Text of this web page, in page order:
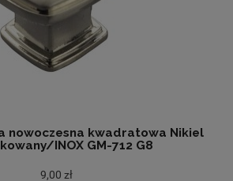
nowoczesna kwadratowa Nikiel
INOX GM-712 G8
9,00 zł